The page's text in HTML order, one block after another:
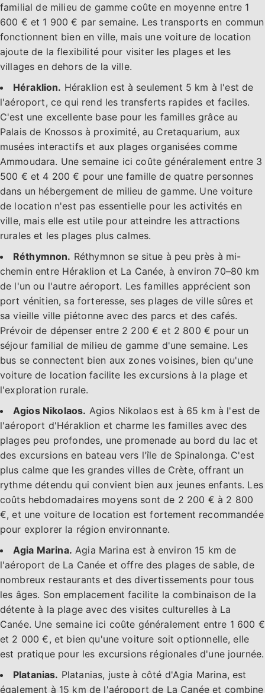
familial de milieu de gamme coûte en moyenne entre 1
600 € et 1 900 € par semaine. Les transports en commun
fonctionnent bien en ville, mais une voiture de location
ajoute de la flexibilité pour visiter les plages et les
villages en dehors de la ville.
Héraklion. Héraklion est à seulement 5 km à l'est de
l'aéroport, ce qui rend les transferts rapides et faciles.
C'est une excellente base pour les familles grâce au
Palais de Knossos à proximité, au Cretaquarium, aux
musées interactifs et aux plages organisées comme
Ammoudara. Une semaine ici coûte généralement entre 3
500 € et 4 200 € pour une famille de quatre personnes
dans un hébergement de milieu de gamme. Une voiture
de location n'est pas essentielle pour les activités en
ville, mais elle est utile pour atteindre les attractions
rurales et les plages plus calmes.
Réthymnon. Réthymnon se situe à peu près à mi-
chemin entre Héraklion et La Canée, à environ 70–80 km
de l'un ou l'autre aéroport. Les familles apprécient son
port vénitien, sa forteresse, ses plages de ville sûres et
sa vieille ville piétonne avec des parcs et des cafés.
Prévoir de dépenser entre 2 200 € et 2 800 € pour un
séjour familial de milieu de gamme d'une semaine. Les
bus se connectent bien aux zones voisines, bien qu'une
voiture de location facilite les excursions à la plage et
l'exploration rurale.
Agios Nikolaos. Agios Nikolaos est à 65 km à l'est de
l'aéroport d'Héraklion et charme les familles avec des
plages peu profondes, une promenade au bord du lac et
des excursions en bateau vers l'île de Spinalonga. C'est
plus calme que les grandes villes de Crète, offrant un
rythme détendu qui convient bien aux jeunes enfants. Les
coûts hebdomadaires moyens sont de 2 200 € à 2 800
€, et une voiture de location est fortement recommandée
pour explorer la région environnante.
Agia Marina. Agia Marina est à environ 15 km de
l'aéroport de La Canée et offre des plages de sable, de
nombreux restaurants et des divertissements pour tous
les âges. Son emplacement facilite la combinaison de la
détente à la plage avec des visites culturelles à La
Canée. Une semaine ici coûte généralement entre 1 600 €
et 2 000 €, et bien qu'une voiture soit optionnelle, elle
est pratique pour les excursions régionales d'une journée.
Platanias. Platanias, juste à côté d'Agia Marina, est
également à 15 km de l'aéroport de La Canée et combine